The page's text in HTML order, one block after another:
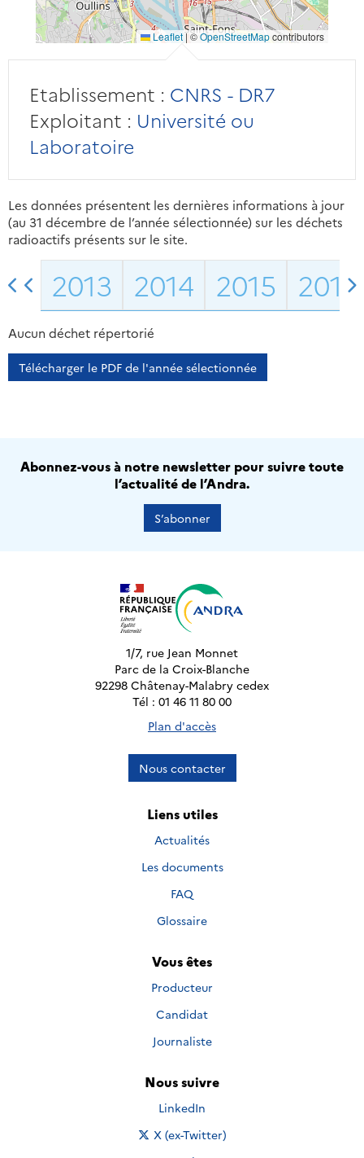
Leaflet|©OpenStreetMapcontributors
Etablissement : CNRS - DR7
Exploitant : Université ou
Laboratoire
Les données présentent les dernières informations à jour
(au 31 décembre de l’année sélectionnée) sur les déchets
radioactifs présents sur le site.
2013 2014 2015 2016
Aucun déchet répertorié
Télécharger le PDF de l'année sélectionnée
Abonnez-vous à notre newsletter pour suivre toute
l’actualité de l’Andra.
S’abonner
1/7, rue Jean Monnet
Parc de la Croix-Blanche
92298 Châtenay-Malabry cedex
Tél : 01 46 11 80 00
Plan d'accès
Nous contacter
Liens utiles
Actualités
Les documents
FAQ
Glossaire
Vous êtes
Producteur
Candidat
Journaliste
Nous suivre
Nous suivre sur
LinkedIn
Nous suivre sur
X (ex-Twitter)